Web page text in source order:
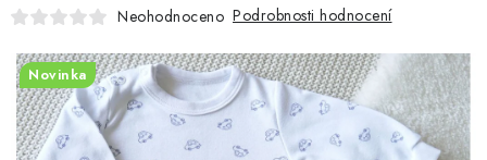
POUKAZY
Neohodnoceno Podrobnosti hodnocení
Novinka